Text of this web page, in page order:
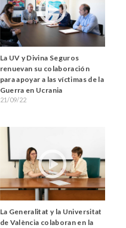
La UV y Divina Seguros
renuevan su colaboración
para apoyar a las víctimas de la
Guerra en Ucrania
21/09/22
La Generalitat y la Universitat
de València colaboran en la